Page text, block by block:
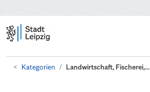
Kategorien Landwirtschaft, Fischerei,...